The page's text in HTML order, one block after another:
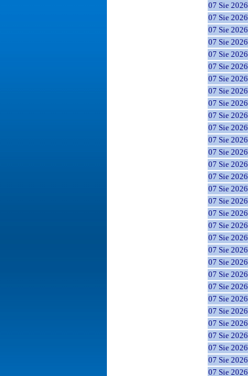
07 Sie 2026
07 Sie 2026
07 Sie 2026
07 Sie 2026
07 Sie 2026
07 Sie 2026
07 Sie 2026
07 Sie 2026
07 Sie 2026
07 Sie 2026
07 Sie 2026
07 Sie 2026
07 Sie 2026
07 Sie 2026
07 Sie 2026
07 Sie 2026
07 Sie 2026
07 Sie 2026
07 Sie 2026
07 Sie 2026
07 Sie 2026
07 Sie 2026
07 Sie 2026
07 Sie 2026
07 Sie 2026
07 Sie 2026
07 Sie 2026
07 Sie 2026
07 Sie 2026
07 Sie 2026
07 Sie 2026